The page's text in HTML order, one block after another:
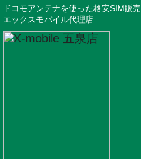
ドコモアンテナを使った格安SIM販売
エックスモバイル代理店